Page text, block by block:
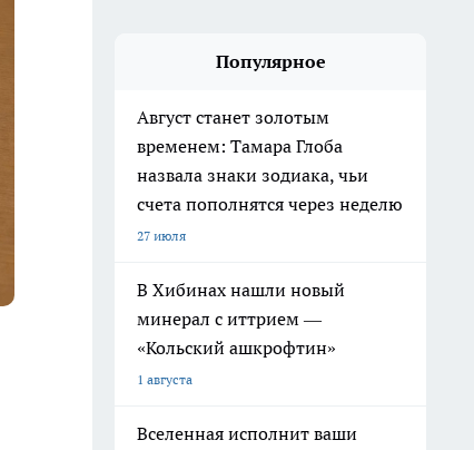
Популярное
Август станет золотым
временем: Тамара Глоба
назвала знаки зодиака, чьи
счета пополнятся через неделю
27 июля
В Хибинах нашли новый
минерал с иттрием —
«Кольский ашкрофтин»
1 августа
Вселенная исполнит ваши